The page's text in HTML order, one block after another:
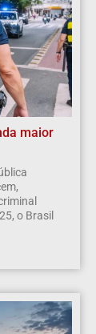
maior
o Brasil